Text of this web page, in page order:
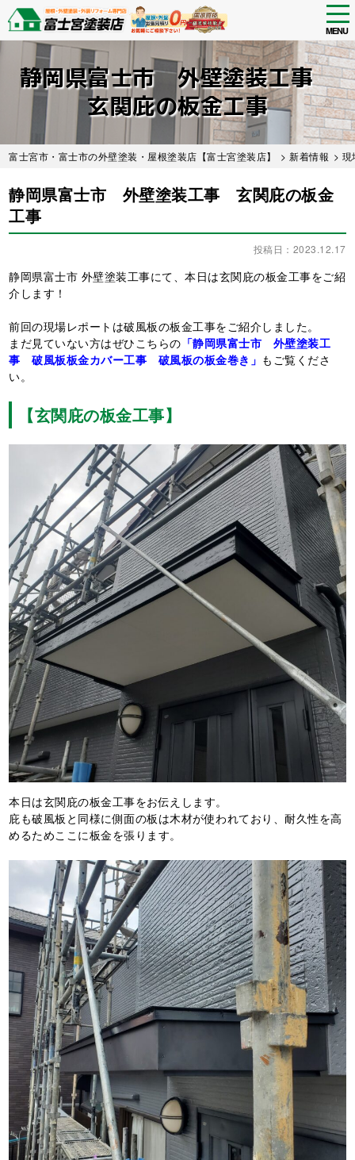
main
content
MENU
静岡県富士市 外壁塗装工事
玄関庇の板金工事
富士宮市・富士市の外壁塗装・屋根塗装店【富士宮塗装店】 >新着情報 > 現
静岡県富士市 外壁塗装工事 玄関庇の板金
工事
投稿日：2023.12.17
静岡県富士市 外壁塗装工事にて、本日は玄関庇の板金工事をご紹
介します！
前回の現場レポートは破風板の板金工事をご紹介しました。
まだ見ていない方はぜひこちらの 「静岡県富士市 外壁塗装工
事 破風板板金カバー工事 破風板の板金巻き」 もご覧くださ
い。
【玄関庇の板金工事】
本日は玄関庇の板金工事をお伝えします。
庇も破風板と同様に側面の板は木材が使われており、耐久性を高
めるためここに板金を張ります。